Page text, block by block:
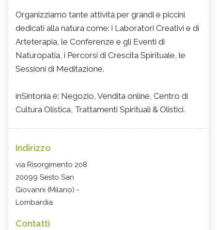
Organizziamo tante attività per grandi e piccini
dedicati alla natura come: i Laboratori Creativi e di
Arteterapia, le Conferenze e gli Eventi di
Naturopatia, i Percorsi di Crescita Spirituale, le
Sessioni di Meditazione.
inSintonia è: Negozio, Vendita online, Centro di
Cultura Olistica, Trattamenti Spirituali & Olistici.
Indirizzo
via Risorgimento 208
20099 Sesto San
Giovanni (Milano) -
Lombardia
Contatti